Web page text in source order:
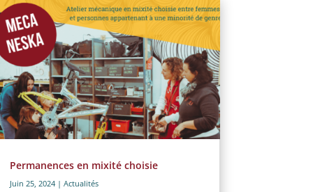
Permanences en mixité choisie
Juin 25, 2024| Actualités